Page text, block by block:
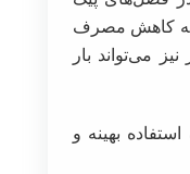
به کاهش مصرف
می‌تواند بار
بهینه و